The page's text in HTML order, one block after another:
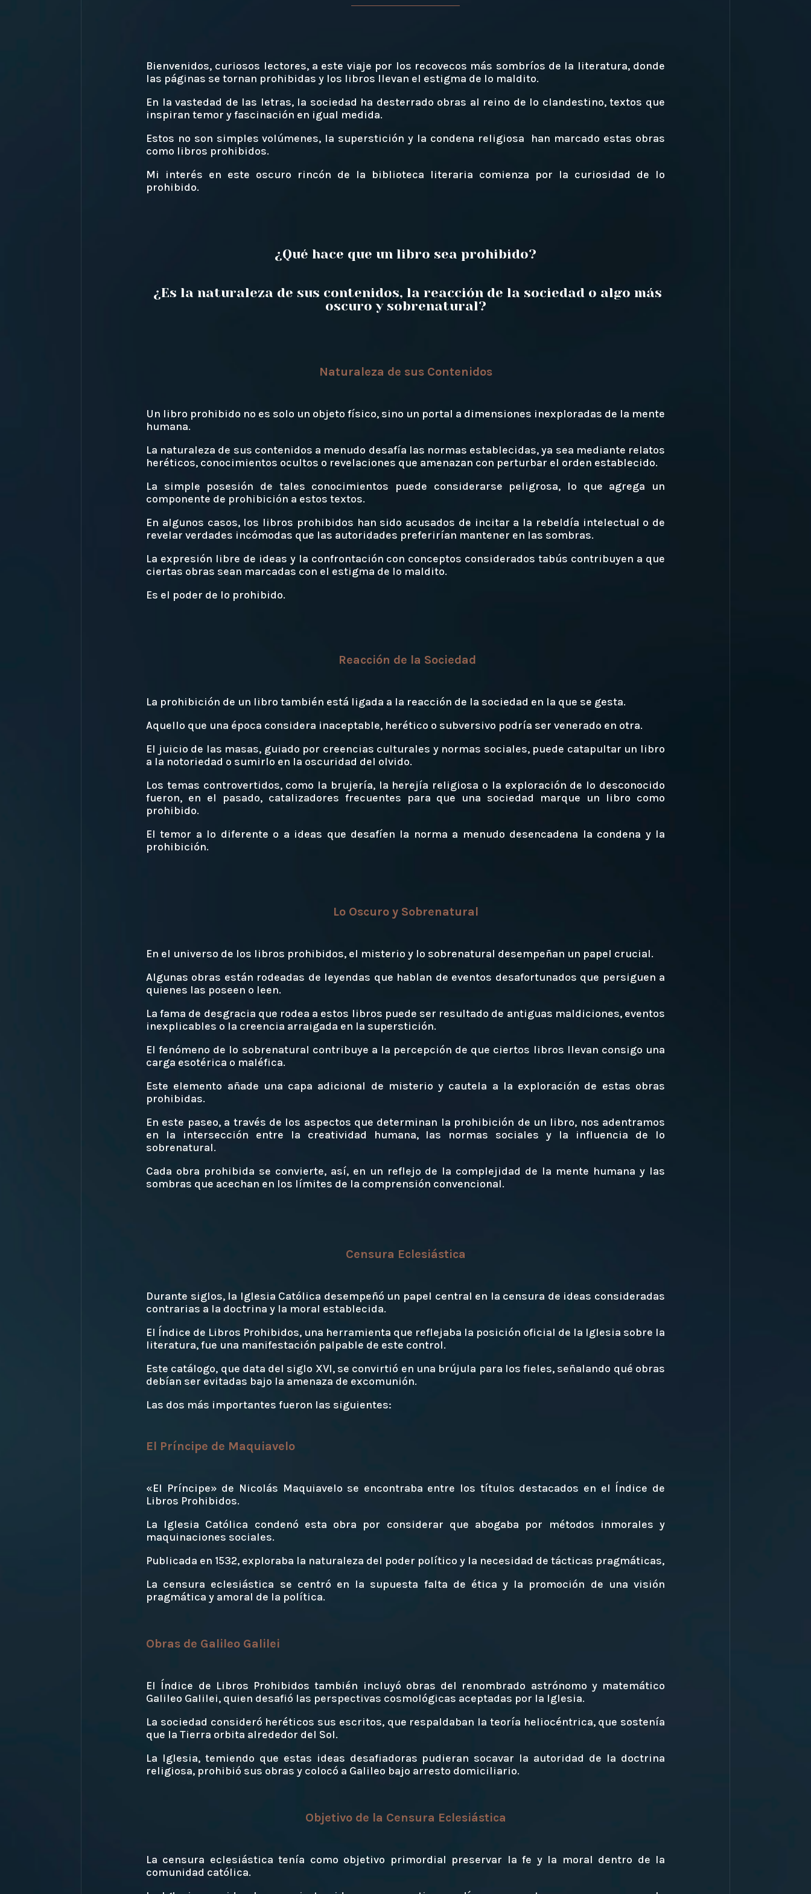
Bienvenidos, curiosos lectores, a este viaje por los recovecos más sombríos de la literatura, donde
las páginas se tornan prohibidas y los libros llevan el estigma de lo maldito.
En la vastedad de las letras, la sociedad ha desterrado obras al reino de lo clandestino, textos que
inspiran temor y fascinación en igual medida.
Estos no son simples volúmenes, la superstición y la condena religiosa han marcado estas obras
como libros prohibidos.
Mi interés en este oscuro rincón de la biblioteca literaria comienza por la curiosidad de lo
prohibido.
¿Qué hace que un libro sea prohibido?
¿Es la naturaleza de sus contenidos, la reacción de la sociedad o algo más
oscuro y sobrenatural?
Naturaleza de sus Contenidos
Un libro prohibido no es solo un objeto físico, sino un portal a dimensiones inexploradas de la mente
humana.
La naturaleza de sus contenidos a menudo desafía las normas establecidas, ya sea mediante relatos
heréticos, conocimientos ocultos o revelaciones que amenazan con perturbar el orden establecido.
La simple posesión de tales conocimientos puede considerarse peligrosa, lo que agrega un
componente de prohibición a estos textos.
En algunos casos, los libros prohibidos han sido acusados de incitar a la rebeldía intelectual o de
revelar verdades incómodas que las autoridades preferirían mantener en las sombras.
La expresión libre de ideas y la confrontación con conceptos considerados tabús contribuyen a que
ciertas obras sean marcadas con el estigma de lo maldito.
Es el poder de lo prohibido.
Reacción de la Sociedad
La prohibición de un libro también está ligada a la reacción de la sociedad en la que se gesta.
Aquello que una época considera inaceptable, herético o subversivo podría ser venerado en otra.
El juicio de las masas, guiado por creencias culturales y normas sociales, puede catapultar un libro
a la notoriedad o sumirlo en la oscuridad del olvido.
Los temas controvertidos, como la brujería, la herejía religiosa o la exploración de lo desconocido
fueron, en el pasado, catalizadores frecuentes para que una sociedad marque un libro como
prohibido.
El temor a lo diferente o a ideas que desafíen la norma a menudo desencadena la condena y la
prohibición.
Lo Oscuro y Sobrenatural
En el universo de los libros prohibidos, el misterio y lo sobrenatural desempeñan un papel crucial.
Algunas obras están rodeadas de leyendas que hablan de eventos desafortunados que persiguen a
quienes las poseen o leen.
La fama de desgracia que rodea a estos libros puede ser resultado de antiguas maldiciones, eventos
inexplicables o la creencia arraigada en la superstición.
El fenómeno de lo sobrenatural contribuye a la percepción de que ciertos libros llevan consigo una
carga esotérica o maléfica.
Este elemento añade una capa adicional de misterio y cautela a la exploración de estas obras
prohibidas.
En este paseo, a través de los aspectos que determinan la prohibición de un libro, nos adentramos
en la intersección entre la creatividad humana, las normas sociales y la influencia de lo
sobrenatural.
Cada obra prohibida se convierte, así, en un reflejo de la complejidad de la mente humana y las
sombras que acechan en los límites de la comprensión convencional.
Censura Eclesiástica
Durante siglos, la Iglesia Católica desempeñó un papel central en la censura de ideas consideradas
contrarias a la doctrina y la moral establecida.
El Índice de Libros Prohibidos, una herramienta que reflejaba la posición oficial de la Iglesia sobre la
literatura, fue una manifestación palpable de este control.
Este catálogo, que data del siglo XVI, se convirtió en una brújula para los fieles, señalando qué obras
debían ser evitadas bajo la amenaza de excomunión.
Las dos más importantes fueron las siguientes:
El Príncipe de Maquiavelo
«El Príncipe» de Nicolás Maquiavelo se encontraba entre los títulos destacados en el Índice de
Libros Prohibidos.
La Iglesia Católica condenó esta obra por considerar que abogaba por métodos inmorales y
maquinaciones sociales.
Publicada en 1532, exploraba la naturaleza del poder político y la necesidad de tácticas pragmáticas,
La censura eclesiástica se centró en la supuesta falta de ética y la promoción de una visión
pragmática y amoral de la política.
Obras de Galileo Galilei
El Índice de Libros Prohibidos también incluyó obras del renombrado astrónomo y matemático
Galileo Galilei, quien desafió las perspectivas cosmológicas aceptadas por la Iglesia.
La sociedad consideró heréticos sus escritos, que respaldaban la teoría heliocéntrica, que sostenía
que la Tierra orbita alrededor del Sol.
La Iglesia, temiendo que estas ideas desafiadoras pudieran socavar la autoridad de la doctrina
religiosa, prohibió sus obras y colocó a Galileo bajo arresto domiciliario.
Objetivo de la Censura Eclesiástica
La censura eclesiástica tenía como objetivo primordial preservar la fe y la moral dentro de la
comunidad católica.